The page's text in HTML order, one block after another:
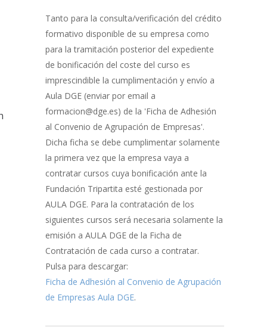
de
Bonificación
Tanto para la consulta/verificación del crédito
formativo disponible de su empresa como
para la tramitación posterior del expediente
de bonificación del coste del curso es
imprescindible la cumplimentación y envío a
Aula DGE (enviar por email a
formacion@dge.es) de la 'Ficha de Adhesión
al Convenio de Agrupación de Empresas'.
Dicha ficha se debe cumplimentar solamente
la primera vez que la empresa vaya a
contratar cursos cuya bonificación ante la
Fundación Tripartita esté gestionada por
AULA DGE. Para la contratación de los
siguientes cursos será necesaria solamente la
emisión a AULA DGE de la Ficha de
Contratación de cada curso a contratar.
Pulsa para descargar:
Ficha de Adhesión al Convenio de Agrupación
de Empresas Aula DGE.